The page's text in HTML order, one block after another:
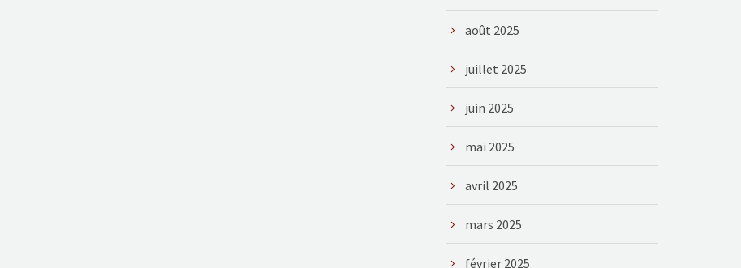
août 2025
juillet 2025
juin 2025
mai 2025
avril 2025
mars 2025
février 2025